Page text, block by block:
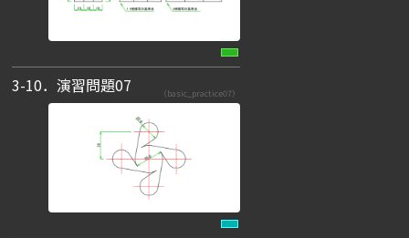
3-10．演習問題07 （basic_practice07）